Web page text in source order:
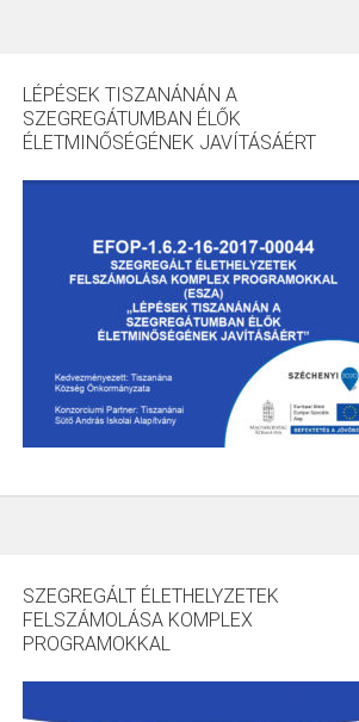
LÉPÉSEK TISZANÁNÁN A
SZEGREGÁTUMBAN ÉLŐK
ÉLETMINŐSÉGÉNEK JAVÍTÁSÁÉRT
SZEGREGÁLT ÉLETHELYZETEK
FELSZÁMOLÁSA KOMPLEX
PROGRAMOKKAL